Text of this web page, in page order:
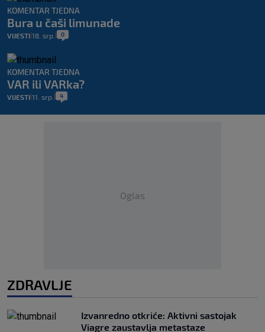
KOMENTAR TJEDNA
Bura u čaši limunade
VIJESTI 18. srp. 0
KOMENTAR TJEDNA
VAR ili VARka?
VIJESTI 11. srp. 4
Oglas
ZDRAVLJE
Izvanredno otkriće: Aktivni sastojak
Viagre zaustavlja metastaze